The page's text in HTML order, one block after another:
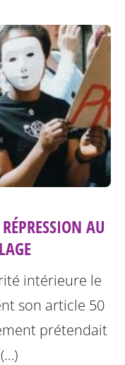
AU
intérieure le
son article 50
prétendait